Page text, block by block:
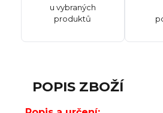
u vybraných
produktů
POPIS ZBOŽÍ